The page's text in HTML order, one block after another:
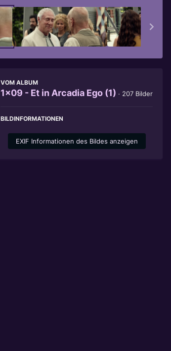
VOM ALBUM
1x09 - Et in Arcadia Ego (1) · 207 Bilder
BILDINFORMATIONEN
EXIF Informationen des Bildes anzeigen